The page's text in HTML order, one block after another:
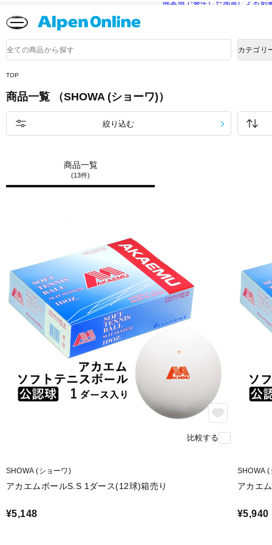
熊本県で発生した地震による影
品
検
カテゴリ
TOP
商品一覧 （SHOWA (ショーワ)）
商品一覧
(13件)
絞り込む
比較する
SHOWA (ショーワ)
アカエムボールS.S 1ダース(12球)箱売り
¥5,148
SHOWA (
アカエ
¥5,940